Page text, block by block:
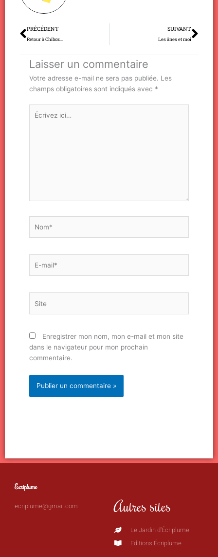
Précédent
PRÉCÉDENT
Retour à Chiboz…
SUIVANT
Les ânes et moi
Laisser un commentaire
Votre adresse e-mail ne sera pas publiée. Les
champs obligatoires sont indiqués avec *
Écrivez
ici…
mail*
Enregistrer mon nom, mon e-mail et mon site
dans le navigateur pour mon prochain
commentaire.
Ecriplume
ecriplume@gmail.com Autres sites
Le Jardin d'Écriplume
Editions Écriplume